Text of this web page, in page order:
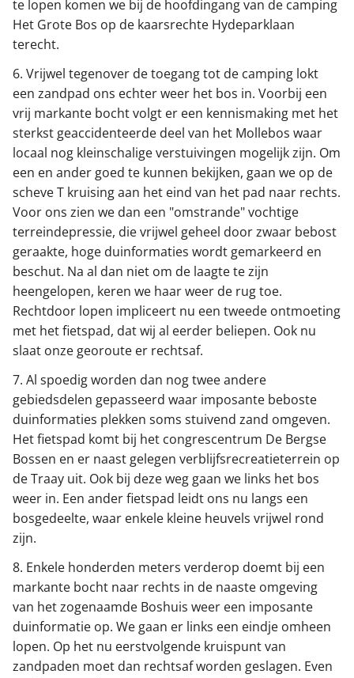
te lopen komen we bij de hoofdingang van de camping
Het Grote Bos op de kaarsrechte Hydeparklaan
terecht.
6. Vrijwel tegenover de toegang tot de camping lokt
een zandpad ons echter weer het bos in. Voorbij een
vrij markante bocht volgt er een kennismaking met het
sterkst geaccidenteerde deel van het Mollebos waar
locaal nog kleinschalige verstuivingen mogelijk zijn. Om
een en ander goed te kunnen bekijken, gaan we op de
scheve T kruising aan het eind van het pad naar rechts.
Voor ons zien we dan een "omstrande" vochtige
terreindepressie, die vrijwel geheel door zwaar bebost
geraakte, hoge duinformaties wordt gemarkeerd en
beschut. Na al dan niet om de laagte te zijn
heengelopen, keren we haar weer de rug toe.
Rechtdoor lopen impliceert nu een tweede ontmoeting
met het fietspad, dat wij al eerder beliepen. Ook nu
slaat onze georoute er rechtsaf.
7. Al spoedig worden dan nog twee andere
gebiedsdelen gepasseerd waar imposante beboste
duinformaties plekken soms stuivend zand omgeven.
Het fietspad komt bij het congrescentrum De Bergse
Bossen en er naast gelegen verblijfsrecreatieterrein op
de Traay uit. Ook bij deze weg gaan we links het bos
weer in. Een ander fietspad leidt ons nu langs een
bosgedeelte, waar enkele kleine heuvels vrijwel rond
zijn.
8. Enkele honderden meters verderop doemt bij een
markante bocht naar rechts in de naaste omgeving
van het zogenaamde Boshuis weer een imposante
duinformatie op. We gaan er links een eindje omheen
lopen. Op het nu eerstvolgende kruispunt van
zandpaden moet dan rechtsaf worden geslagen. Even